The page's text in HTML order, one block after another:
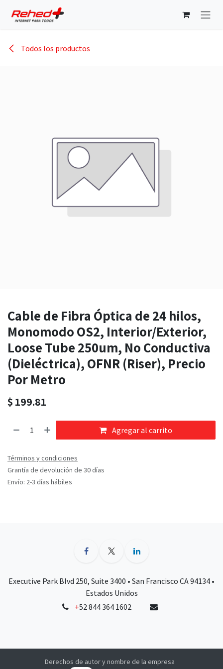
Todos los productos
Cable de Fibra Óptica de 24 hilos,
Monomodo OS2, Interior/Exterior,
Loose Tube 250um, No Conductiva
(Dieléctrica), OFNR (Riser), Precio
Por Metro
$ 199.81
Agregar al carrito
Términos y condiciones
Grantía de devolución de 30 días
Envío: 2-3 días hábiles
Executive Park Blvd 250, Suite 3400 • San Francisco CA 94134 •
Estados Unidos
+52 844 364 1602
Derechos de autor y nombre de la empresa